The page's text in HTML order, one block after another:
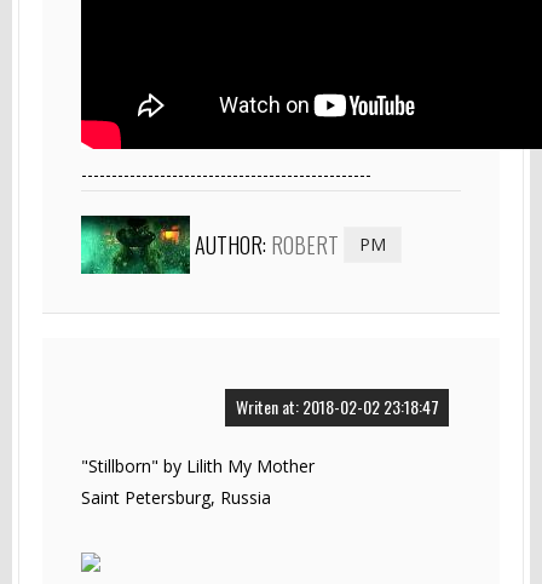
------------------------------------------------
AUTHOR: ROBERT PM
Writen at: 2018-02-02 23:18:47
"Stillborn" by Lilith My Mother
Saint Petersburg, Russia